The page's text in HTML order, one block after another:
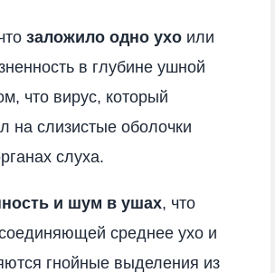
заложило одно ухо или
в глубине ушной
что вирус, который
на слизистые оболочки
слуха.
и шум в ушах, что
среднее ухо и
гнойные выделения из